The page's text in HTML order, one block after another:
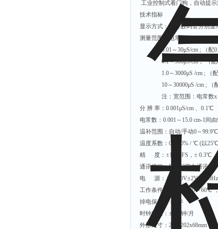
工业控制式看门狗，自动提
技术指标
显示方式：双排数码管
测量范围：电常数x (1～3000)
0.01～30μS/cm ; （配
0.1～300μS/
1.0～3000μS /cm ; （配
10～30000μS /
注：宽范围：电常数x（
分 辨 率：0.001μS/cm 、0.1℃
电常数：0.001～15.0 cm-1间
温补范围：自动/手动0～
温度系数：0～10% / ℃ (以
精 度：±1.0%FS，± 0.3℃
通讯接口：RS232双向通讯
电 源：AC220V±2V ，
工作条件：环境温度0～60℃
掉电保存：＞5年
时钟精度：±1分钟/月
外形尺寸：202x202x68mm